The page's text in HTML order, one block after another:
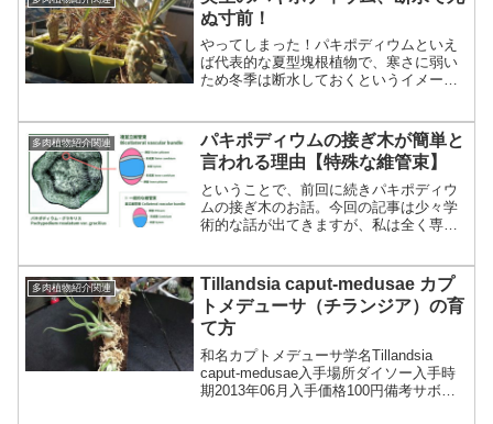
ンファーレ（Grap...
ぬ寸前！
やってしまった！パキポディウムといえ
ば代表的な夏型塊根植物で、寒さに弱い
ため冬季は断水しておくというイメージ
ず、サボテンなども皆そうなのです
が…）。というわけで、そんなこ...
多肉植物紹介関連
パキポディウムの接ぎ木が簡単と
言われる理由【特殊な維管束】
ということで、前回に続きパキポディウ
ムの接ぎ木のお話。今回の記事は少々学
術的な話が出てきますが、私は全く専門
人に話すときは自己責任でお願いいたし
ます！ さて、巷では「パキ...
多肉植物紹介関連
Tillandsia caput-medusae カプ
トメデューサ（チランジア）の育
て方
和名カプトメデューサ学名Tillandsia
caput-medusae入手場所ダイソー入手時
期2013年06月入手価格100円備考サボテ